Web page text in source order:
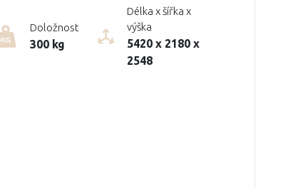
Doložnost
300 kg
Délka x šířka x
výška
5420 x 2180 x
2548